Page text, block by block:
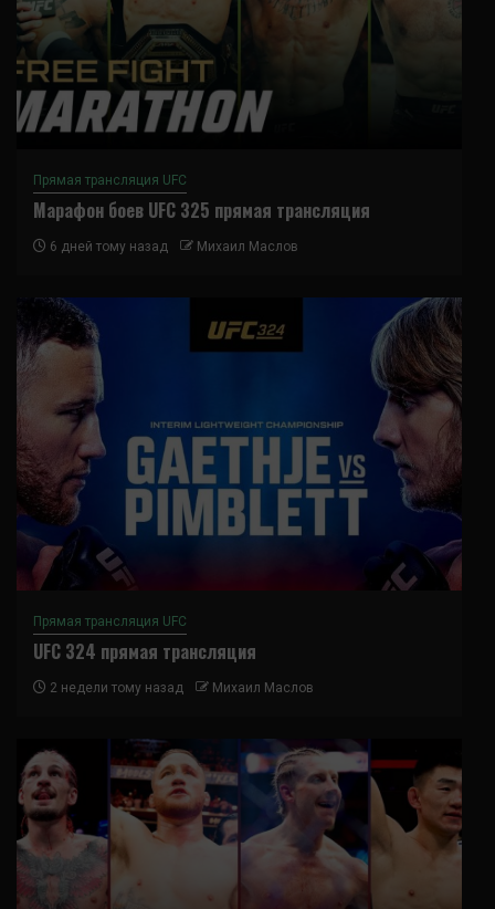
Прямая трансляция UFC
Марафон боев UFC 325 прямая трансляция
6 дней тому назад Михаил Маслов
Прямая трансляция UFC
UFC 324 прямая трансляция
2 недели тому назад Михаил Маслов